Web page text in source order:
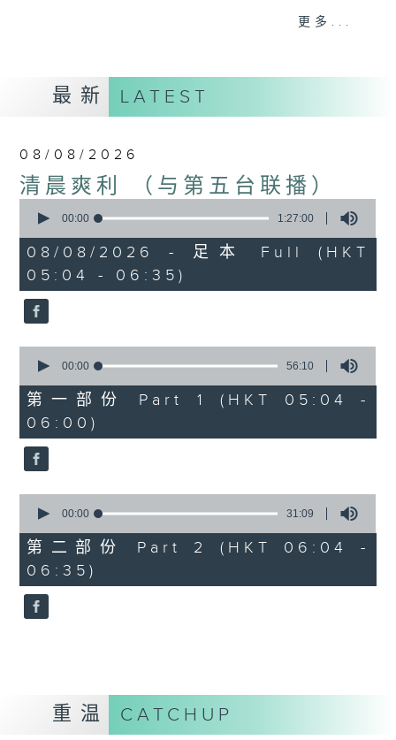
清晨爽利之齐齐做早操
更多...
最新 LATEST
08/08/2026
清晨爽利 （与第五台联播）
seconds
1
hour,
27
minutes,
0
seconds
00:00 1:27:00
08/08/2026 - 足本 Full (HKT
05:04 - 06:35)
seconds
56
minutes,
10
seconds
00:00 56:10
第一部份 Part 1 (HKT 05:04 -
06:00)
seconds
31
minutes,
9
seconds
00:00 31:09
第二部份 Part 2 (HKT 06:04 -
06:35)
重温 CATCHUP